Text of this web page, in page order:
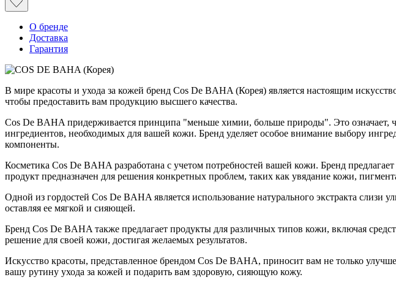
О бренде
Доставка
Гарантия
В мире красоты и ухода за кожей бренд Cos De BAHA (Корея) является настоящим
чтобы предоставить вам продукцию высшего качества.
Cos De BAHA придерживается принципа "меньше химии, больше природы". Это означает,
ингредиентов, необходимых для вашей кожи. Бренд уделяет особое внимание выбору
компоненты.
Косметика Cos De BAHA разработана с учетом потребностей вашей кожи. Бренд
продукт предназначен для решения конкретных проблем, таких как увядание кожи,
Одной из гордостей Cos De BAHA является использование натурального экстракта
оставляя ее мягкой и сияющей.
Бренд Cos De BAHA также предлагает продукты для различных типов кожи, включая
решение для своей кожи, достигая желаемых результатов.
Искусство красоты, представленное брендом Cos De BAHA, приносит вам не только
вашу рутину ухода за кожей и подарить вам здоровую, сияющую кожу.